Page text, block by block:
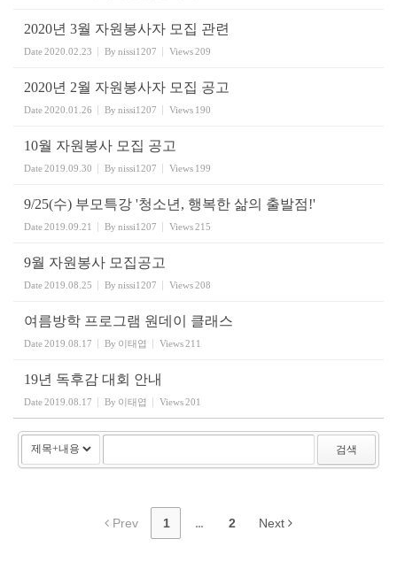
2020년 3월 자원봉사자 모집 관련
Date2020.02.23 By nissi1207 Views209
2020년 2월 자원봉사자 모집 공고
Date2020.01.26 By nissi1207 Views 190
10월 자원봉사 모집 공고
Date2019.09.30 By nissi1207 Views 199
9/25(수) 부모특강 '청소년, 행복한 삶의 출발점!'
Date2019.09.21 By nissi1207 Views215
9월 자원봉사 모집공고
Date2019.08.25 By nissi1207 Views208
여름방학 프로그램 원데이 클래스
Date2019.08.17 By 이태엽 Views211
19년 독후감 대회 안내
Date2019.08.17 By 이태엽 Views201
검색
Prev 1 ... 2 Next